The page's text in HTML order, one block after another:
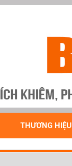
THƯƠNG HIỆU